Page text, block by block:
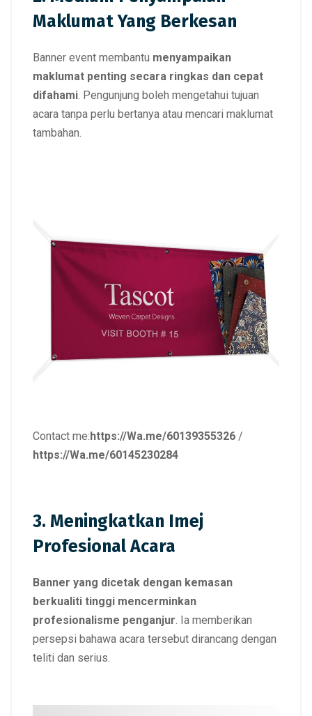
Maklumat Yang Berkesan
Banner event membantu menyampaikan
maklumat penting secara ringkas dan cepat
difahami . Pengunjung boleh mengetahui tujuan
acara tanpa perlu bertanya atau mencari maklumat
tambahan.
Contact me:https://Wa.me/60139355326 /
https://Wa.me/60145230284
3. Meningkatkan Imej
Profesional Acara
Banner yang dicetak dengan kemasan
berkualiti tinggi mencerminkan
profesionalisme penganjur. Ia memberikan
persepsi bahawa acara tersebut dirancang dengan
teliti dan serius.